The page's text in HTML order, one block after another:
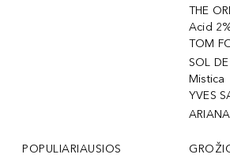
THE
Acid
TOM
SOL
Mistica
YVES
POPULIARIAUSIOS